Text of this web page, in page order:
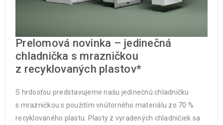
Prelomová novinka – jedinečná
chladnička s mrazničkou
z recyklovaných plastov*
S hrdosťou predstavujeme našu jedinečnú chladničku
s mrazničkou s použitím vnútorného materiálu zo 70 %
recyklovaného plastu. Plasty z vyradených chladničiek sa